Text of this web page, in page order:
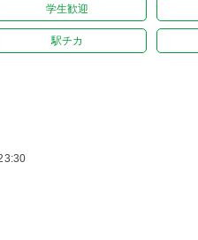
学生歓迎
駅チカ